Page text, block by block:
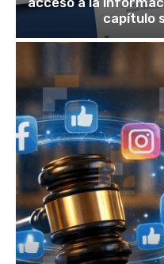
capítulo